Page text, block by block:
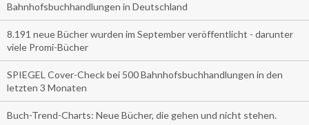
Bahnhofsbuchhandlungen in Deutschland
8.191 neue Bücher wurden im September veröffentlicht - darunter
viele Promi-Bücher
SPIEGEL Cover-Check bei 500 Bahnhofsbuchhandlungen in den
letzten 3 Monaten
Buch-Trend-Charts: Neue Bücher, die gehen und nicht stehen.